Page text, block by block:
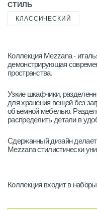
СТИЛЬ
КЛАССИЧЕСКИЙ
Коллекция Mezzana -
демонстрирующая
пространства.
Узкие шкафчики,
для хранения вещей без
объемной мебелью.
распределить детали в
Сдержанный дизайн
Mezzana стилистически
Коллекция входит в